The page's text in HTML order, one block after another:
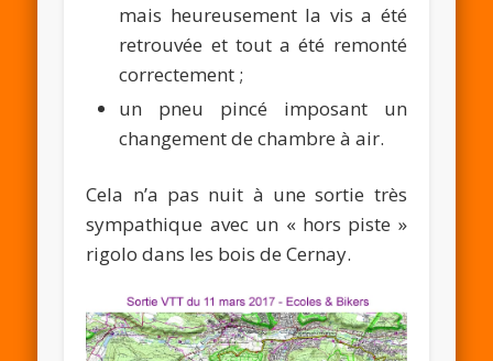
mais heureusement la vis a été
retrouvée et tout a été remonté
correctement ;
un pneu pincé imposant un
changement de chambre à air.
Cela n’a pas nuit à une sortie très
sympathique avec un « hors piste »
rigolo dans les bois de Cernay.